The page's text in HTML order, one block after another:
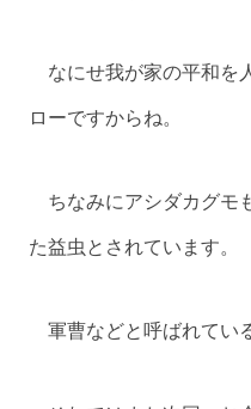
なにせ我が家の平和を
ローですからね。
ちなみにアシダカグモ
た益虫とされています。
軍曹などと呼ばれてい